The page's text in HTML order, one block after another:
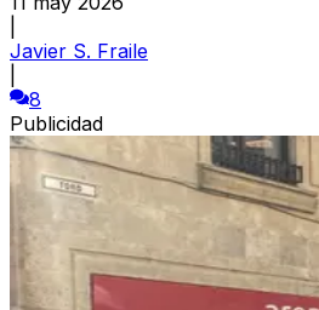
Javier S. Fraile
8
Publicidad